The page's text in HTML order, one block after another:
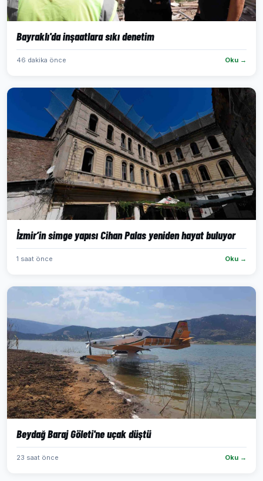
Bayraklı'da inşaatlara sıkı denetim
46 dakika önce Oku →
İzmir’in simge yapısı Cihan Palas yeniden hayat buluyor
1 saat önce Oku →
Beydağ Baraj Göleti'ne uçak düştü
23 saat önce Oku →